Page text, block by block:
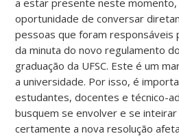
oportunidade de conversar
pessoas que foram responsáveis
da minuta do novo regulamento
graduação da UFSC. Este é um
a universidade. Por isso, é
estudantes, docentes e técnico-
busquem se envolver e se
certamente a nova resolução